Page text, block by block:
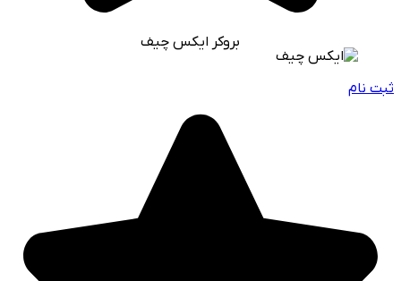
بروکر ایکس چیف
ثبت نام